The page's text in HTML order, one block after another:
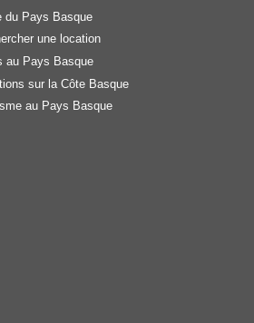
du Pays Basque
une location
au Pays Basque
sur la Côte Basque
au Pays Basque